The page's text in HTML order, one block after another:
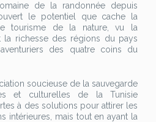
de la randonnée depuis
le potentiel que cache la
tourisme de la nature, vu la
la richesse des régions du pays
des quatre coins du
soucieuse de la sauvegarde
et culturelles de la Tunisie
à des solutions pour attirer les
intérieures, mais tout en ayant la